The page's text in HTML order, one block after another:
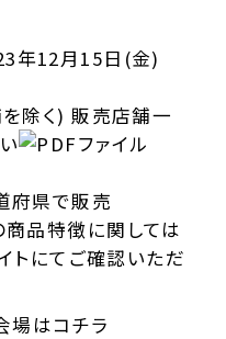
年12月15日(金)
除く)販売店舗一
府県で販売
品特徴に関しては
トにてご確認いただ
場はコチラ